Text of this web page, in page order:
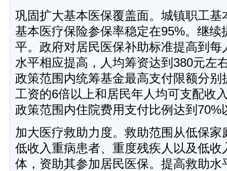
巩固扩大基本医保覆盖面。城镇职工
基本医疗保险参保率稳定在95%。继续
平。政府对居民医保补助标准提高到
水平相应提高，人均筹资达到380元左
政策范围内统筹基金最高支付限额分
工资的6倍以上和居民年人均可支配收
政策范围内住院费用支付比例达到70%
加大医疗救助力度。救助范围从低保
低收入重病患者、重度残疾人以及低
体，资助其参加居民医保。提高救助